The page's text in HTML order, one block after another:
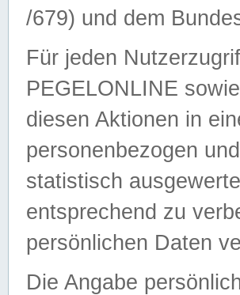
/679) und dem
Für jeden
PEGELONLINE
diesen Aktionen in
personenbezogen
statistisch
entsprechend zu
persönlichen Daten
Die Angabe